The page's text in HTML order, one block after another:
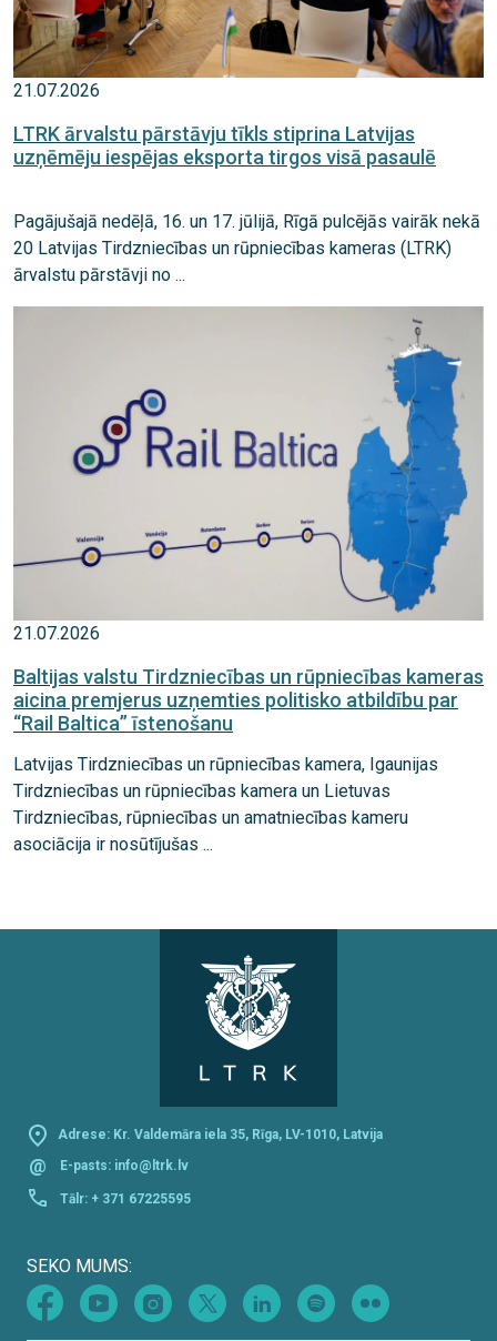
21.07.2026
LTRK ārvalstu pārstāvju tīkls stiprina Latvijas
uzņēmēju iespējas eksporta tirgos visā pasaulē
Pagājušajā nedēļā, 16. un 17. jūlijā, Rīgā pulcējās vairāk nekā
20 Latvijas Tirdzniecības un rūpniecības kameras (LTRK)
ārvalstu pārstāvji no ...
21.07.2026
Baltijas valstu Tirdzniecības un rūpniecības kameras
aicina premjerus uzņemties politisko atbildību par
“Rail Baltica” īstenošanu
Latvijas Tirdzniecības un rūpniecības kamera, Igaunijas
Tirdzniecības un rūpniecības kamera un Lietuvas
Tirdzniecības, rūpniecības un amatniecības kameru
asociācija ir nosūtījušas ...
Adrese: Kr. Valdemāra iela 35, Rīga, LV-1010, Latvija
@ E-pasts: info@ltrk.lv
Tālr: + 371 67225595
SEKO MUMS: